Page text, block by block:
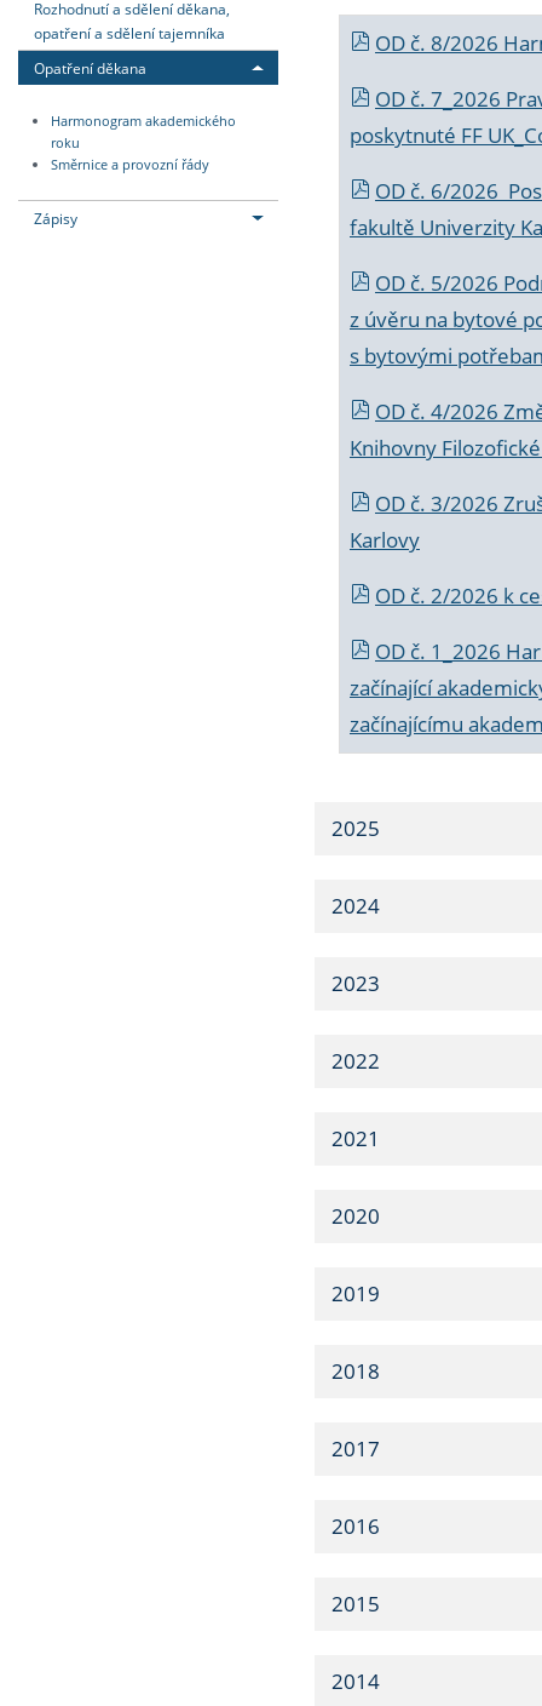
Rozhodnutí a sdělení děkana,
opatření a sdělení tajemníka
Opatření děkana
Harmonogram akademického
roku
Směrnice a provozní řády
Zápisy
OD č. 8/2026
OD č. 7_2026
poskytnuté FF
OD č. 6/2026
fakultě Univerzity
OD č. 5/2026
z úvěru na bytové
s bytovými
OD č. 4/2026
Knihovny
OD č. 3/2026
Karlovy
OD č. 2/2026 k
OD č. 1_2026
začínající
začínajícímu
2025
2024
2023
2022
2021
2020
2019
2018
2017
2016
2015
2014